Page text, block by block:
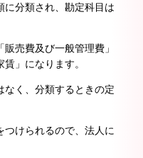
に分類され、勘定科目は
売費及び一般管理費」
」になります。
なく、分類するときの定
つけられるので、法人に